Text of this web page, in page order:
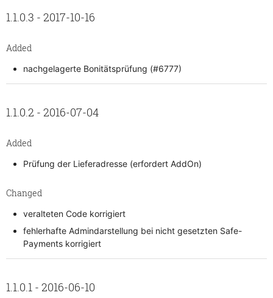
1.1.0.3 - 2017-10-16
Added
nachgelagerte Bonitätsprüfung (#6777)
1.1.0.2 - 2016-07-04
Added
Prüfung der Lieferadresse (erfordert AddOn)
Changed
veralteten Code korrigiert
fehlerhafte Admindarstellung bei nicht gesetzten Safe-
Payments korrigiert
1.1.0.1 - 2016-06-10